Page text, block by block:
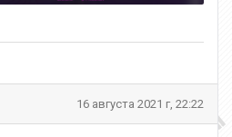
16 августа 2021 г, 22:22